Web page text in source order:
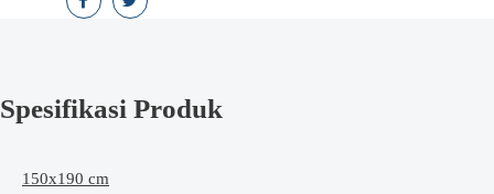
Spesifikasi Produk
150x190 cm